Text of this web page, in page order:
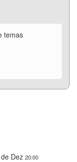
temas
Dez 20:00